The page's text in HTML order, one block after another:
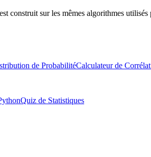
construit sur les mêmes algorithmes
de ProbabilitéCalculateur de
Quiz de Statistiques